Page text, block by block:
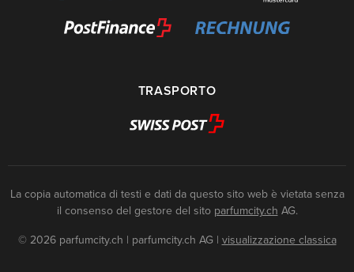
TRASPORTO
La copia automatica di testi e dati da questo sito web è vietata senza
il consenso del gestore del sito parfumcity.ch AG.
© 2026 parfumcity.ch | parfumcity.ch AG | visualizzazione classica